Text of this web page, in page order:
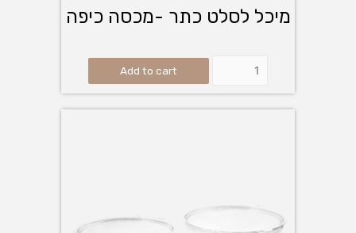
מיכל לסלט כתר -מכסה כיפה
Add to cart